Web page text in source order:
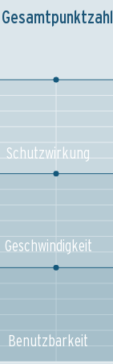
Gesamtpunktzahl
Schutz­wirkung
Geschw­indigkeit
Benutz­barkeit